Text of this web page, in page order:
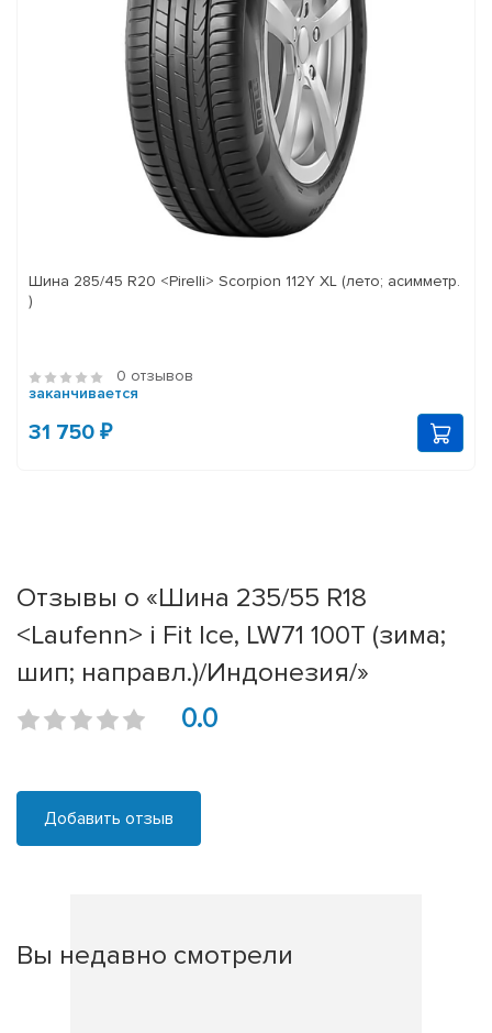
Шина 285/45 R20 <Pirelli> Scorpion 112Y XL (лето; асимметр.
)
0 отзывов
заканчивается
31 750 ₽
Отзывы о «Шина 235/55 R18
<Laufenn> i Fit Ice, LW71 100T (зима;
шип; направл.)/Индонезия/»
0.0
Добавить отзыв
Вы недавно смотрели